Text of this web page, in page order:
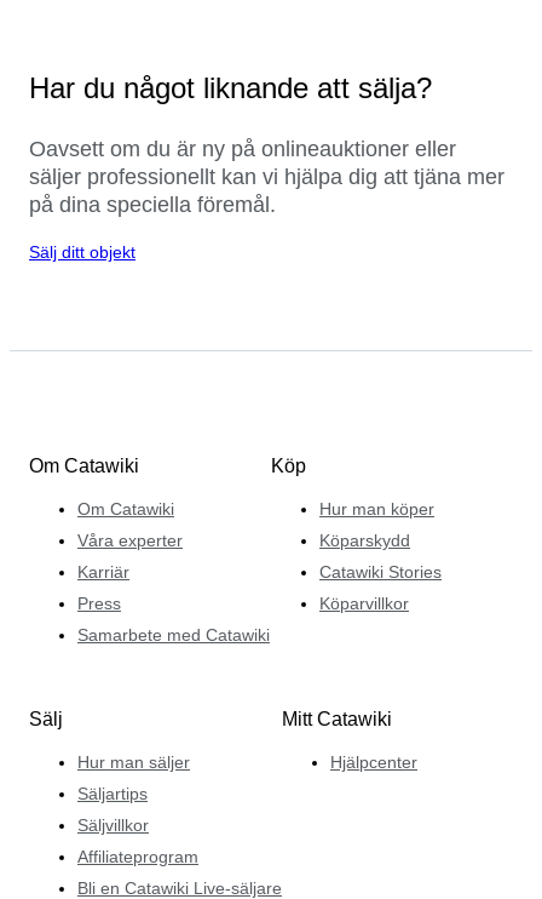
Har du något liknande att sälja?
Oavsett om du är ny på onlineauktioner eller
säljer professionellt kan vi hjälpa dig att tjäna mer
på dina speciella föremål.
Sälj ditt objekt
Om Catawiki
Om Catawiki
Våra experter
Karriär
Press
Samarbete med Catawiki
Köp
Hur man köper
Köparskydd
Catawiki Stories
Köparvillkor
Sälj
Hur man säljer
Säljartips
Säljvillkor
Affiliateprogram
Bli en Catawiki Live-säljare
Mitt Catawiki
Hjälpcenter